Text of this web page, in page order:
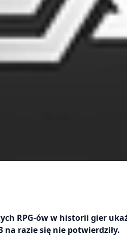
RPG-ów w historii gier
na razie się nie potwierdziły.